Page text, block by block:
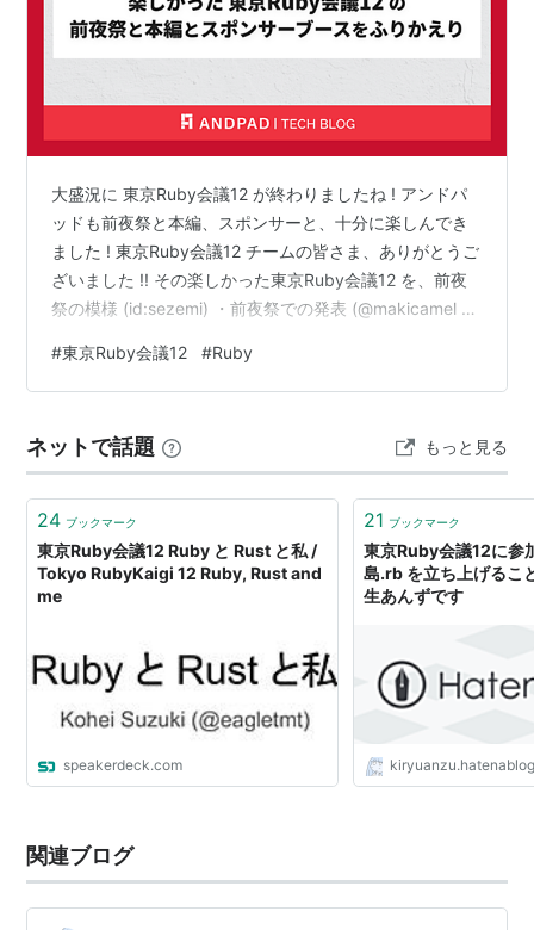
大盛況に 東京Ruby会議12 が終わりましたね ! アンドパ
ッドも前夜祭と本編、スポンサーと、十分に楽しんでき
ました ! 東京Ruby会議12 チームの皆さま、ありがとうご
ざいました !! その楽しかった東京Ruby会議12 を、前夜
祭の模様 (id:sezemi) ・前夜祭での発表 (@makicamel と
(@youchan) のパートに分け、ふりかえりました。 東京
Ruby会議12 前夜祭の模様 rails stats 2024 をスマートバ
あり、前夜祭の会場…
#東京Ruby会議12 #Ruby
ネットで話題 もっと見る
24 ブックマーク
東京Ruby会議12 Ruby と Rust と私 /
Tokyo RubyKaigi 12 Ruby, Rust and
me
speakerdeck.com
21 ブックマーク
東京Ruby会議12に参
島.rb を立ち上げるこ
生あんずです
関連ブログ